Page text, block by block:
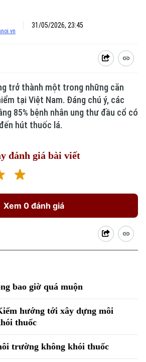
31/05/2026, 23:45
trở thành một trong những căn
tại Việt Nam. Đáng chú ý, các
85% bệnh nhân ung thư đầu cổ có
hút thuốc lá.
đánh giá bài viết
Xem 0 đánh giá
bao giờ quá muộn
hướng tới xây dựng môi
thuốc
trường không khói thuốc